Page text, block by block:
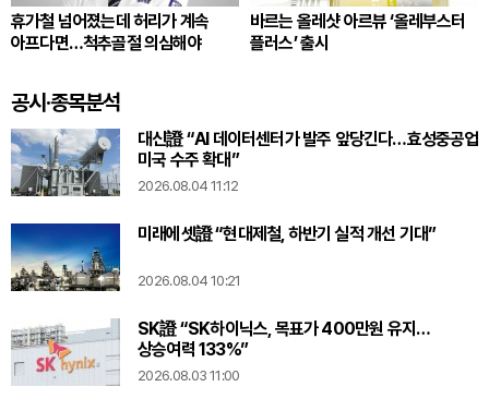
휴가철 넘어졌는데 허리가 계속
아프다면…척추골절 의심해야
바르는 올레샷 아르뷰 ‘올레부스터
플러스’ 출시
공시·종목분석
대신證 “AI 데이터센터가 발주 앞당긴다…효성중공업
미국 수주 확대”
2026.08.04 11:12
미래에셋證 “현대제철, 하반기 실적 개선 기대”
2026.08.04 10:21
SK證 “SK하이닉스, 목표가 400만원 유지…
상승여력 133%”
2026.08.03 11:00